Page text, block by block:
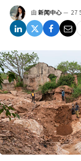
由 新闻中心 27